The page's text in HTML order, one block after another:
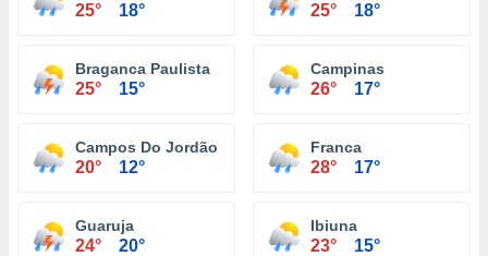
25° 18° 25° 18°
Braganca Paulista
25° 15°
Campinas
26° 17°
Campos Do Jordão
20° 12°
Franca
28° 17°
Guaruja
24° 20°
Ibiuna
23° 15°